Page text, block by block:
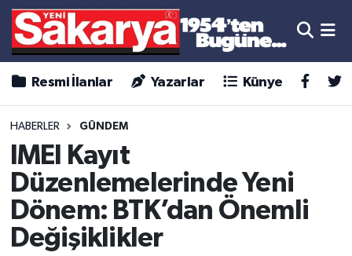
Resmi İlanlar Yazarlar Künye
HABERLER GÜNDEM
IMEI Kayıt
Düzenlemelerinde Yeni
Dönem: BTK’dan Önemli
Değişiklikler